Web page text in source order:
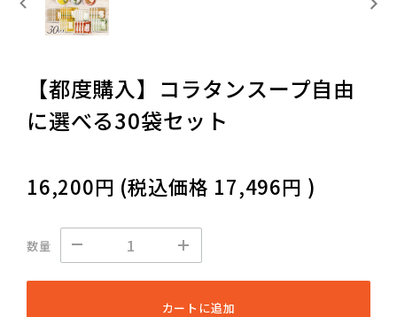
【都度購入】コラタンスープ自由
に選べる30袋セット
16,200円 (税込価格 17,496円 )
数量
カートに追加